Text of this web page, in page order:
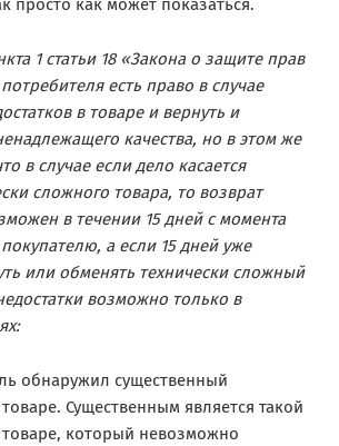
просто как может показаться.
1 статьи 18 «Закона о защите прав
есть право в случае
в товаре и вернуть и
качества, но в этом же
в случае если дело касается
сложного товара, то возврат
в течении 15 дней с момента
а если 15 дней уже
или обменять технически сложный
возможно только в
обнаружил существенный
товаре. Существенным является такой
товаре, который невозможно